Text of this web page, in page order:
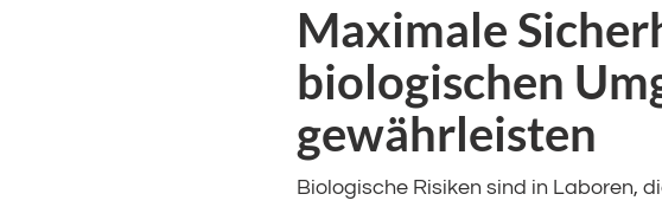
Maximale
biologischen
gewährleisten
Biologische Risiken sind in Laboren,